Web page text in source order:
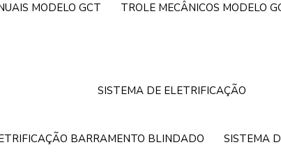
MODELO GCT TROLE MECÂNICOS MODELO
SISTEMA DE ELETRIFICAÇÃO
BARRAMENTO BLINDADO SISTEMA